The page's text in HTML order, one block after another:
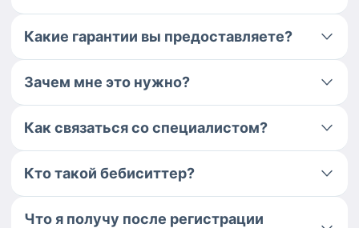
Какие гарантии вы предоставляете?
Зачем мне это нужно?
Как связаться со специалистом?
Кто такой бебиситтер?
Что я получу после регистрации